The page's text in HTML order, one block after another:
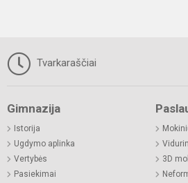
Tvarkaraščiai
Gimnazija
Istorija
Ugdymo aplinka
Vertybės
Pasiekimai
3D